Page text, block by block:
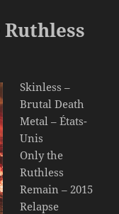
Skinless –
Brutal Death
Metal – États-
Unis
Only the
Ruthless
Remain – 2015
Relapse